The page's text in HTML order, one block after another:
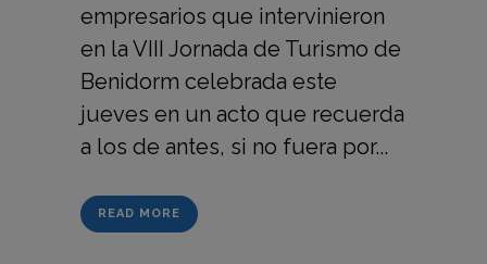
empresarios que intervinieron
en la VIII Jornada de Turismo de
Benidorm celebrada este
jueves en un acto que recuerda
a los de antes, si no fuera por...
READ MORE